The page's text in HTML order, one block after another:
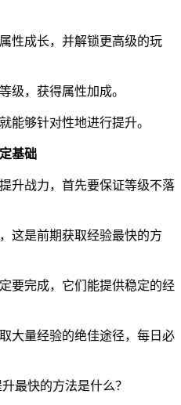
性成长，并解锁更高级的玩
级，获得属性加成。
能够针对性地进行提升。
基础
升战力，首先要保证等级不落
这是前期获取经验最快的方
要完成，它们能提供稳定的经
大量经验的绝佳途径，每日必